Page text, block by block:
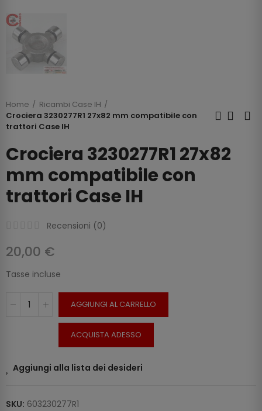
Home
Ricambi Case IH
Crociera 3230277R1 27x82 mm compatibile con
trattori Case IH
Crociera 3230277R1 27x82
mm compatibile con
trattori Case IH
Recensioni (0)
20,00 €
Tasse incluse
AGGIUNGI AL CARRELLO
ACQUISTA ADESSO
Aggiungi alla lista dei desideri
SKU: 603230277R1